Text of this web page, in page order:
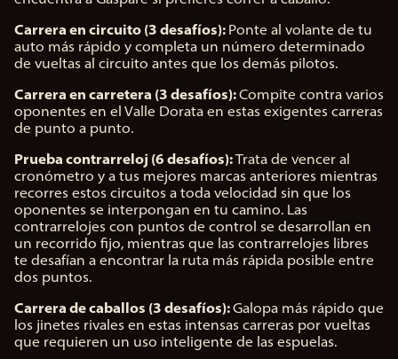
Carrera en circuito (3 desafíos): Ponte al volante de tu
auto más rápido y completa un número determinado
de vueltas al circuito antes que los demás pilotos.
Carrera en carretera (3 desafíos):Compite contra varios
oponentes en el Valle Dorata en estas exigentes carreras
de punto a punto.
Prueba contrarreloj (6 desafíos):Trata de vencer al
cronómetro y a tus mejores marcas anteriores mientras
recorres estos circuitos a toda velocidad sin que los
oponentes se interpongan en tu camino. Las
contrarrelojes con puntos de control se desarrollan en
un recorrido fijo, mientras que las contrarrelojes libres
te desafían a encontrar la ruta más rápida posible entre
dos puntos.
Carrera de caballos (3 desafíos):Galopa más rápido que
los jinetes rivales en estas intensas carreras por vueltas
que requieren un uso inteligente de las espuelas.